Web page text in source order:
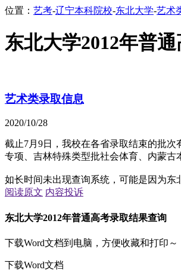
位置： 艺考-辽宁本科院校-东北大学-艺术
东北大学2012年普
艺术类录取信息
2020/10/28
截止7月9日，我校在各省录取结束的批
专项、吉林特殊类型批社会体育、内蒙古
如长时间未出现查询系统，可能是因为东
阅读原文 内容投诉
东北大学2012年普通高考录取结果查询
下载Word文档到电脑，方便收藏和打印～
下载Word文档